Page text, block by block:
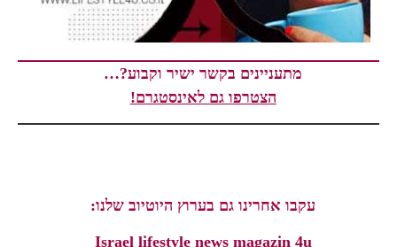
מתעניינים בקשר ישיר וקבוע?…
הצטרפו גם לאינסטגרם!
עקבו אחרינו גם בערוץ היוטיוב שלנו:
Israel lifestyle news magazin 4u